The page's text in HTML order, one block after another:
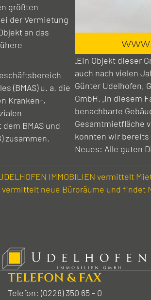
größten
der Vermietung
an das
(BMAS) u. a. die
Kranken-,
BMAS und
zusammen.
„Ein Objekt dieser
auch nach vielen
Günter Udelhofen,
GmbH. „In diesem
benachbarte
Gesamtmietfläche
konnten wir bereits
Neues: Alle guten
IMMOBILIEN vermittelt
vermittelt neue Büro­räume und
TELEFON & FAX
Telefon: (0228) 350 65 - 0